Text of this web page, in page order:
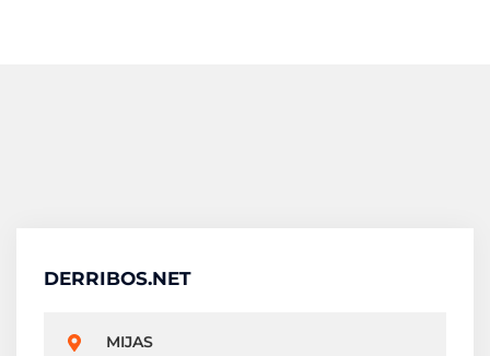
DERRIBOS.NET
MIJAS